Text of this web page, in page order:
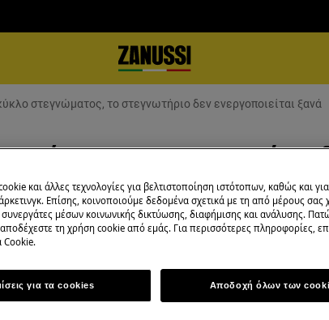
στεγνώματος, το στεγνωτήριο δεν ενεργοποιείται ξανά
το στεγνωτήριο
κύκλο στεγνώματος.
και άλλες τεχνολογίες για βελτιστοποίηση ιστότοπων, καθώς και
Επίσης, κοινοποιούμε δεδομένα σχετικά με τη από μέρους σας
μέσων κοινωνικής δικτύωσης, διαφήμισης και ανάλυσης.
τη χρήση cookie από εμάς. Για περισσότερες πληροφορίες,
Cookie.
για τα cookies Αποδοχή όλων των